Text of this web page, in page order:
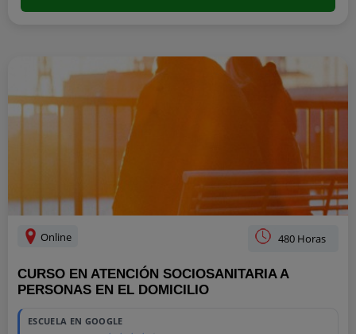
Online 480 Horas
CURSO EN ATENCIÓN SOCIOSANITARIA A
PERSONAS EN EL DOMICILIO
ESCUELA EN GOOGLE